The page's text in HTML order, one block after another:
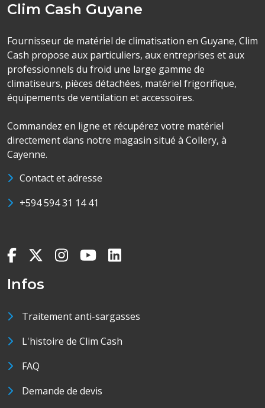
Clim Cash Guyane
Fournisseur de matériel de climatisation en Guyane, Clim
Cash propose aux particuliers, aux entreprises et aux
professionnels du froid une large gamme de
climatiseurs, pièces détachées, matériel frigorifique,
équipements de ventilation et accessoires.
Commandez en ligne et récupérez votre matériel
directement dans notre magasin situé à Collery, à
Cayenne.
Contact et adresse
+594 594 31 14 41
Infos
Traitement anti-sargasses
L'histoire de Clim Cash
FAQ
Demande de devis